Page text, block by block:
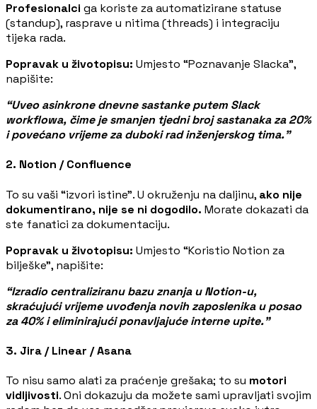
Profesionalci ga koriste za automatizirane statuse
(standup), rasprave u nitima (threads) i integraciju
tijeka rada.
Popravak u životopisu: Umjesto “Poznavanje Slacka”,
napišite:
“Uveo asinkrone dnevne sastanke putem Slack
workflowa, čime je smanjen tjedni broj sastanaka za 20%
i povećano vrijeme za duboki rad inženjerskog tima.”
2. Notion / Confluence
To su vaši “izvori istine”. U okruženju na daljinu, ako nije
dokumentirano, nije se ni dogodilo. Morate dokazati da
ste fanatici za dokumentaciju.
Popravak u životopisu: Umjesto “Koristio Notion za
bilješke”, napišite:
“Izradio centraliziranu bazu znanja u Notion-u,
skraćujući vrijeme uvođenja novih zaposlenika u posao
za 40% i eliminirajući ponavljajuće interne upite.”
3. Jira / Linear / Asana
To nisu samo alati za praćenje grešaka; to su motori
vidljivosti. Oni dokazuju da možete sami upravljati svojim